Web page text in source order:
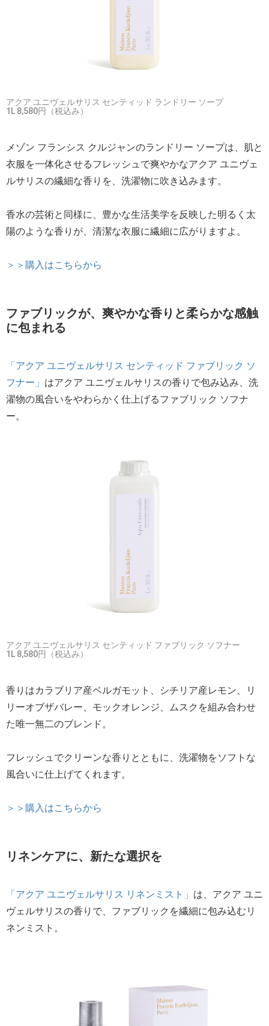
アクア ユニヴェルサリス センティッド ランドリー ソープ
1L 8,580円（税込み）
メゾン フランシス クルジャンのランドリー ソープは、肌と
衣服を一体化させるフレッシュで爽やかなアクア ユニヴェ
ルサリスの繊細な香りを、洗濯物に吹き込みます。
香水の芸術と同様に、豊かな生活美学を反映した明るく太
陽のような香りが、清潔な衣服に繊細に広がりますよ。
＞＞購入はこちらから
ファブリックが、爽やかな香りと柔らかな感触
に包まれる
「アクア ユニヴェルサリス センティッド ファブリック ソ
フナー」 はアクア ユニヴェルサリスの香りで包み込み、洗
濯物の風合いをやわらかく仕上げるファブリック ソフナ
ー。
アクア ユニヴェルサリス センティッド ファブリック ソフナー
1L 8,580円（税込み）
香りはカラブリア産ベルガモット、シチリア産レモン、リ
リーオブザバレー、モックオレンジ、ムスクを組み合わせ
た唯一無二のブレンド。
フレッシュでクリーンな香りとともに、洗濯物をソフトな
風合いに仕上げてくれます。
＞＞購入はこちらから
リネンケアに、新たな選択を
「アクア ユニヴェルサリス リネンミスト」 は、アクア ユニ
ヴェルサリスの香りで、ファブリックを繊細に包み込むリ
ネンミスト。